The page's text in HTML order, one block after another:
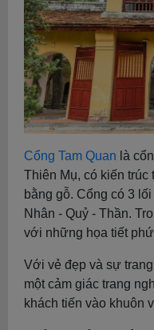
Cổng Tam Quan là
Thiên Mụ, có kiến
bằng gỗ. Cổng có 3
Nhân - Quỷ - Thần.
với những họa tiết
Với vẻ đẹp và sự
một cảm giác trang
khách tiến vào khuôn